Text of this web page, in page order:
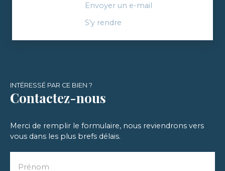
Envoyer un e-mail
S'y rendre
INTÉRESSÉ PAR CE BIEN ?
Contactez-nous
Merci de remplir le formulaire, nous reviendrons vers
vous dans les plus brefs délais.
Prénom